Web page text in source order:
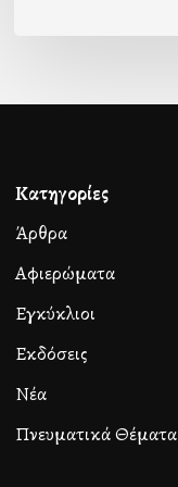
Κατηγορίες
Άρθρα
Αφιερώματα
Εγκύκλιοι
Εκδόσεις
Νέα
Πνευματικά Θέματα